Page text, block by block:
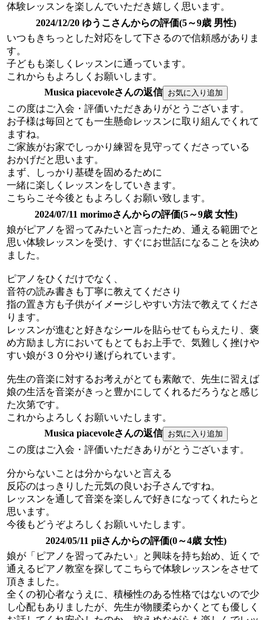
体験レッスンを楽しんでいただき嬉しく思います。
2024/12/20 ゆうこさんからの評価(5～9歳 男性)
いつもきちっとした対応をして下さるので信頼感がありま
す。
子どもも楽しくレッスンに通っています。
これからもよろしくお願いします。
Musica piacevoleさんの返信
この度はご入会・評価いただきありがとうございます。
お子様は毎回とても一生懸命レッスンに取り組んでくれて
ますね。
ご家族がお家でしっかり練習を見守ってくださっている
おかげだと思います。
まず、しっかり基礎を固めるために
一緒に楽しくレッスンをしていきます。
こちらこそ今後ともよろしくお願い致します。
2024/07/11 morimoさんからの評価(5～9歳 女性)
娘がピアノを習ってみたいと言ったため、通える範囲でと
思い体験レッスンを受け、すぐにお世話になることを決め
ました。
ピアノをひくだけでなく、
音符の読み書きも丁寧に教えてくださり
指の置き方も子供がイメージしやすい方法で教えてくださ
ります。
レッスンが進むと好きなシールを貼らせてもらえたり、褒
め方励まし方においてもとてもお上手で、気難しく挫けや
すい娘が３０分やり遂げられています。
先生の音楽に対するお考えがとても素敵で、先生に習えば
娘の生活を音楽がきっと豊かにしてくれるだろうなと感じ
た次第です。
これからよろしくお願いいたします。
Musica piacevoleさんの返信
この度はご入会・評価いただきありがとうございます。
分からないことは分からないと言える
反応のはっきりした元気の良いお子さんですね。
レッスンを通して音楽を楽しんで好きになってくれたらと
思います。
今後もどうぞよろしくお願いいたします。
2024/05/11 piiさんからの評価(0～4歳 女性)
娘が「ピアノを習ってみたい」と興味を持ち始め、近くで
通えるピアノ教室を探してこちらで体験レッスンをさせて
頂きました。
全くの初心者なうえに、積極性のある性格ではないので少
し心配もありましたが、先生が物腰柔らかくとても優しく